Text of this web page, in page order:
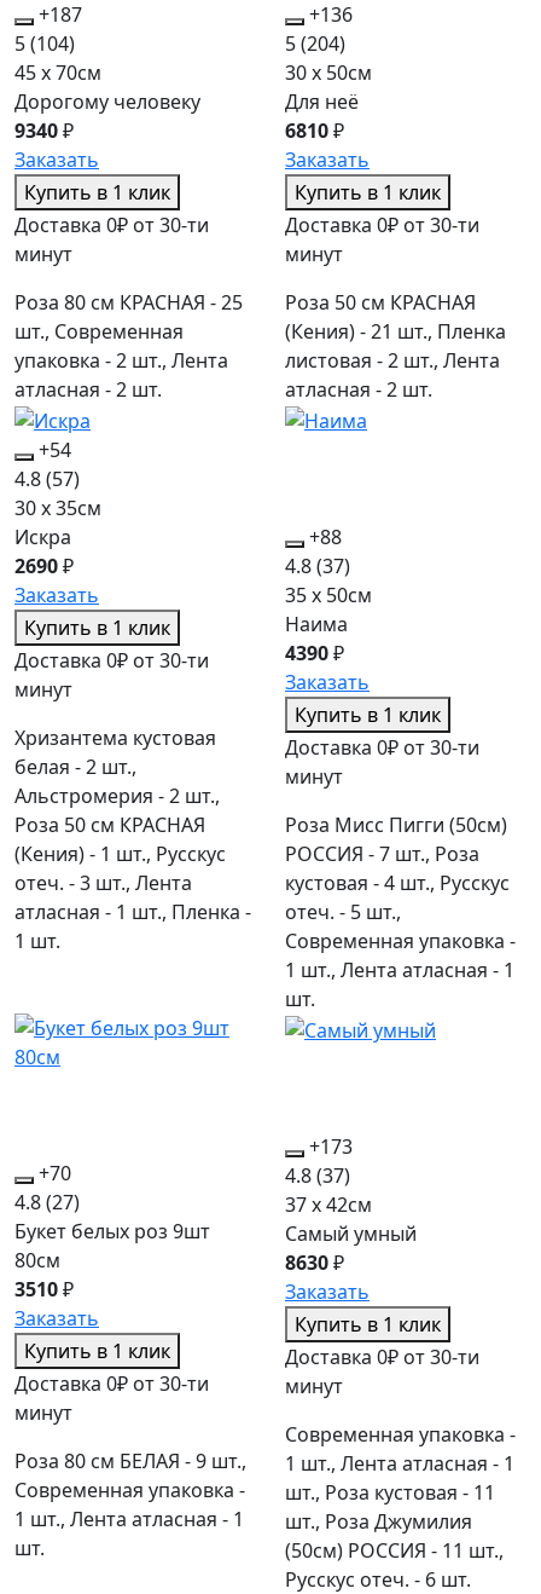
+187
5(104)
45 x 70см
Дорогому человеку
9340₽
Заказать
Купить в 1 клик
Доставка 0₽ от 30-ти
минут
Роза 80 см КРАСНАЯ - 25
шт., Современная
упаковка - 2 шт., Лента
атласная - 2 шт.
+136
5(204)
30 x 50см
Для неё
6810₽
Заказать
Купить в 1 клик
Доставка 0₽ от 30-ти
минут
Роза 50 см КРАСНАЯ
(Кения) - 21 шт., Пленка
листовая - 2 шт., Лента
атласная - 2 шт.
+54
4.8(57)
30 x 35см
Искра
2690₽
Заказать
Купить в 1 клик
Доставка 0₽ от 30-ти
минут
Хризантема кустовая
белая - 2 шт.,
Альстромерия - 2 шт.,
Роза 50 см КРАСНАЯ
(Кения) - 1 шт., Русскус
отеч. - 3 шт., Лента
атласная - 1 шт., Пленка -
1 шт.
+88
4.8(37)
35 x 50см
Наима
4390₽
Заказать
Купить в 1 клик
Доставка 0₽ от 30-ти
минут
Роза Мисс Пигги (50см)
РОССИЯ - 7 шт., Роза
кустовая - 4 шт., Русскус
отеч. - 5 шт.,
Современная упаковка -
1 шт., Лента атласная - 1
шт.
+70
4.8(27)
Букет белых роз 9шт
80см
3510₽
Заказать
Купить в 1 клик
Доставка 0₽ от 30-ти
минут
Роза 80 см БЕЛАЯ - 9 шт.,
Современная упаковка -
1 шт., Лента атласная - 1
шт.
+173
4.8(37)
37 x 42см
Самый умный
8630₽
Заказать
Купить в 1 клик
Доставка 0₽ от 30-ти
минут
Современная упаковка -
1 шт., Лента атласная - 1
шт., Роза кустовая - 11
шт., Роза Джумилия
(50см) РОССИЯ - 11 шт.,
Русскус отеч. - 6 шт.